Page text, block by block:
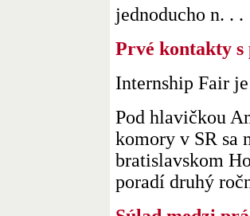
jednoducho n. . .
Prvé kontakty s
Internship Fair
Pod hlavičkou
komory v SR sa
bratislavskom
poradí druhý